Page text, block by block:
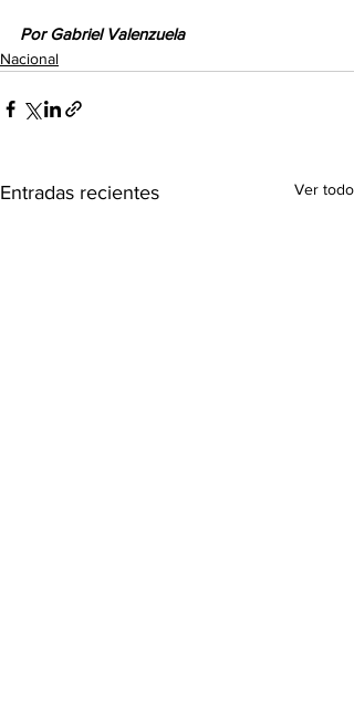
Por Gabriel Valenzuela
Nacional
Entradas recientes Ver todo